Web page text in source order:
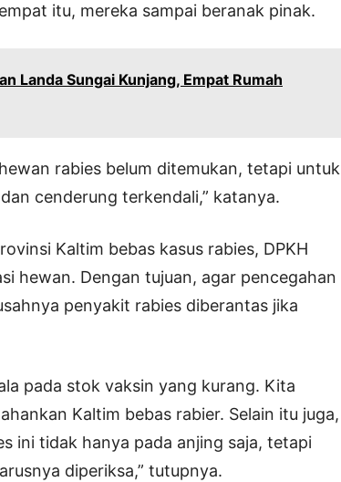
itu, mereka sampai beranak pinak.
Landa Sungai Kunjang, Empat Rumah
rabies belum ditemukan, tetapi untuk
cenderung terkendali,” katanya.
Kaltim bebas kasus rabies, DPKH
hewan. Dengan tujuan, agar pencegahan
penyakit rabies diberantas jika
pada stok vaksin yang kurang. Kita
Kaltim bebas rabier. Selain itu juga,
ini tidak hanya pada anjing saja, tetapi
diperiksa,” tutupnya.